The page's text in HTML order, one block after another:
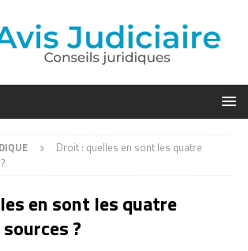
Droit : quelles en sont les quatre
en sont les quatre
?